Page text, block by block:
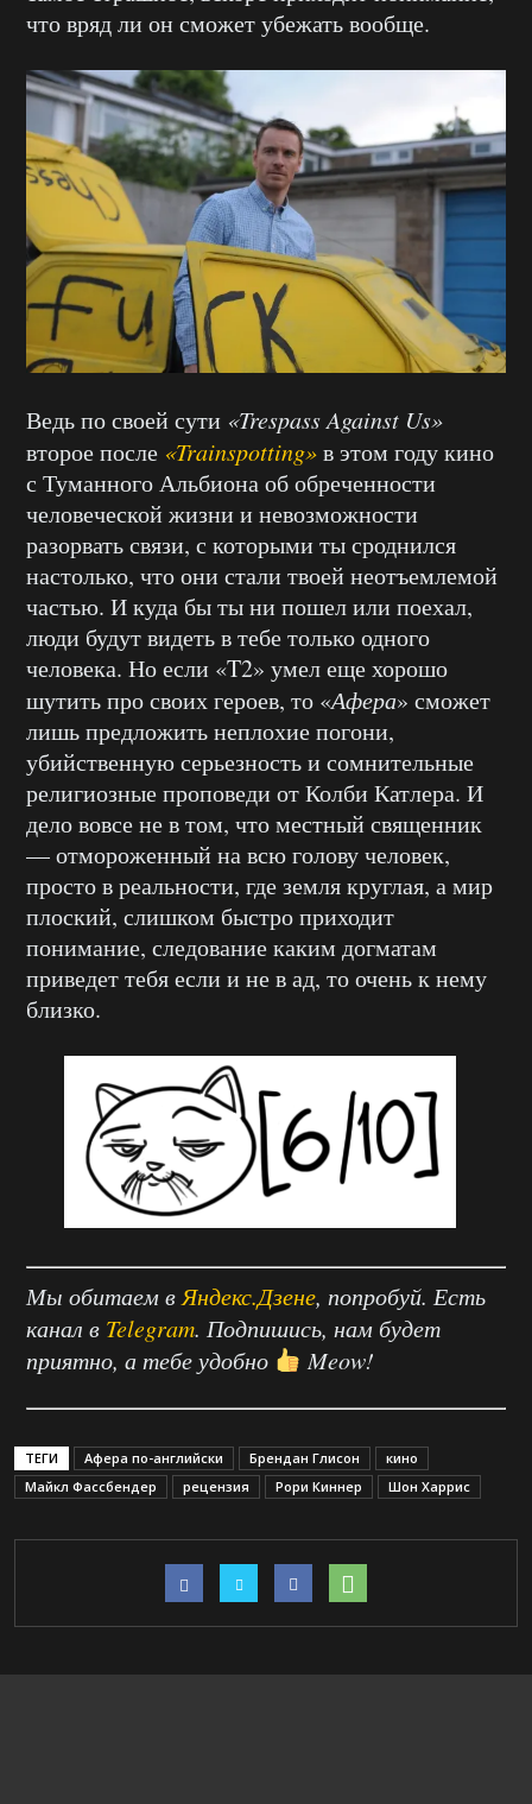
что вряд ли он сможет убежать вообще.
Ведь по своей сути «Trespass Against Us»
второе после «Trainspotting»в этом году кино
с Туманного Альбиона об обреченности
человеческой жизни и невозможности
разорвать связи, с которыми ты сроднился
настолько, что они стали твоей неотъемлемой
частью. И куда бы ты ни пошел или поехал,
люди будут видеть в тебе только одного
человека. Но если «T2» умел еще хорошо
шутить про своих героев, то «Афера» сможет
лишь предложить неплохие погони,
убийственную серьезность и сомнительные
религиозные проповеди от Колби Катлера. И
дело вовсе не в том, что местный священник
— отмороженный на всю голову человек,
просто в реальности, где земля круглая, а мир
плоский, слишком быстро приходит
понимание, следование каким догматам
приведет тебя если и не в ад, то очень к нему
близко.
Мы обитаем в Яндекс.Дзене, попробуй. Есть
канал в Telegram. Подпишись, нам будет
приятно, а тебе удобно
Meow!
ТЕГИ Афера по-английски Брендан Глисон
кино
Майкл Фассбендер
рецензия Рори Киннер Шон Харрис